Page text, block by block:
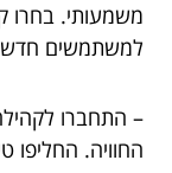
משמעותי. בחרו
למשתמשים
– התחברו
החוויה. החליפו